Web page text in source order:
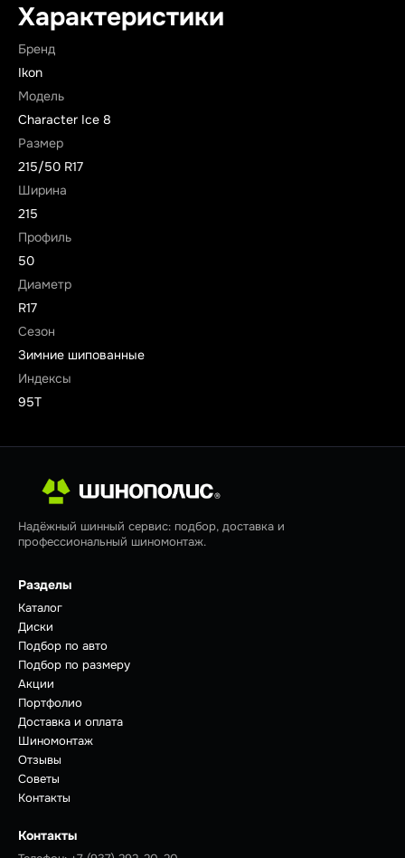
Характеристики
Бренд
Ikon
Модель
Character Ice 8
Размер
215/50 R17
Ширина
215
Профиль
50
Диаметр
R17
Сезон
Зимние шипованные
Индексы
95T
Надёжный шинный сервис: подбор, доставка и
профессиональный шиномонтаж.
Разделы
Каталог
Диски
Подбор по авто
Подбор по размеру
Акции
Портфолио
Доставка и оплата
Шиномонтаж
Отзывы
Советы
Контакты
Контакты